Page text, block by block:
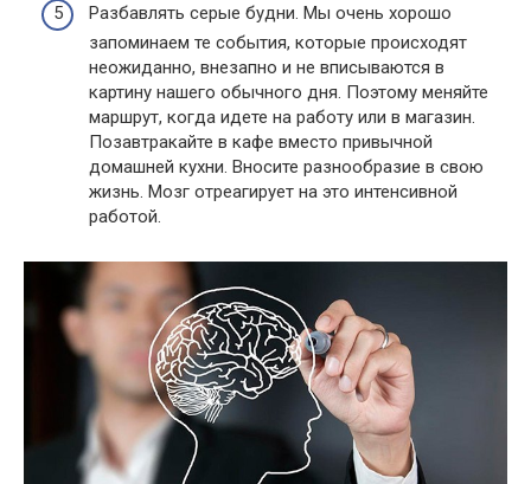
Разбавлять серые будни. Мы очень хорошо
запоминаем те события, которые происходят
неожиданно, внезапно и не вписываются в
картину нашего обычного дня. Поэтому меняйте
маршрут, когда идете на работу или в магазин.
Позавтракайте в кафе вместо привычной
домашней кухни. Вносите разнообразие в свою
жизнь. Мозг отреагирует на это интенсивной
работой.